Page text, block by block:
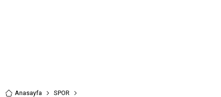
Anasayfa
SPOR